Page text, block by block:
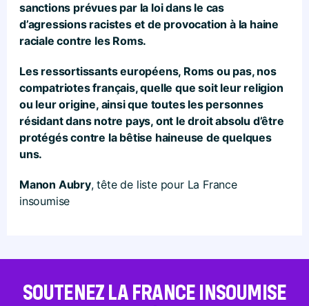
sanctions prévues par la loi dans le cas
d’agressions racistes et de provocation à la haine
raciale contre les Roms.
Les ressortissants européens, Roms ou pas, nos
compatriotes français, quelle que soit leur religion
ou leur origine, ainsi que toutes les personnes
résidant dans notre pays, ont le droit absolu d’être
protégés contre la bêtise haineuse de quelques
uns.
Manon Aubry, tête de liste pour La France
insoumise
SOUTENEZ LA FRANCE INSOUMISE